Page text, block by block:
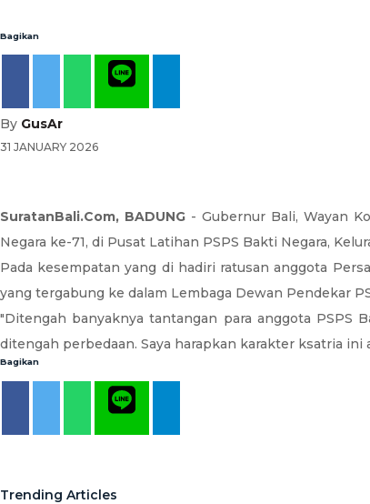
Bagikan
By GusAr
31 JANUARY 2026
SuratanBali.Com, BADUNG- Gubernur Bali, Wayan
Negara ke-71, di Pusat Latihan PSPS Bakti Negara,
Pada kesempatan yang di hadiri ratusan anggota
yang tergabung ke dalam Lembaga Dewan Pendekar
"Ditengah banyaknya tantangan para anggota PSPS
ditengah perbedaan. Saya harapkan karakter ksatria
Bagikan
Trending Articles